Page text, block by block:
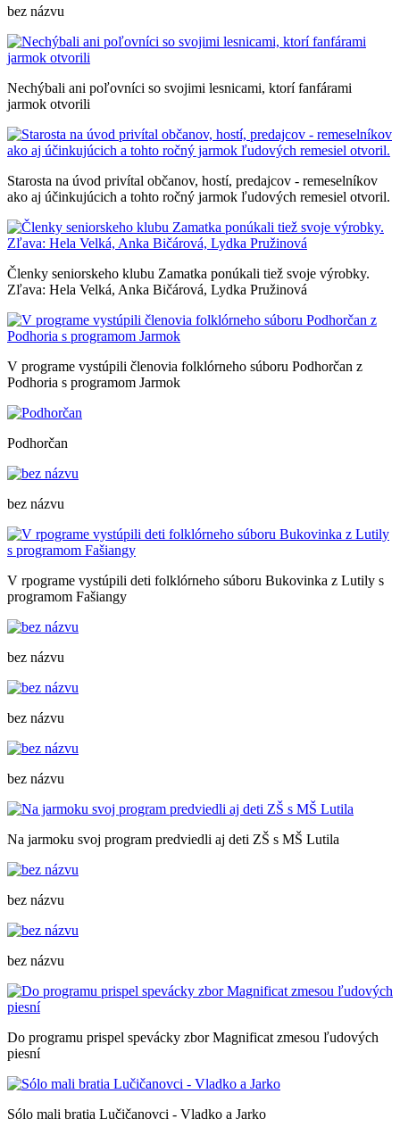
bez názvu
Nechýbali ani poľovníci so svojimi lesnicami, ktorí fanfárami
jarmok otvorili
Starosta na úvod privítal občanov, hostí, predajcov - remeselníkov
ako aj účinkujúcich a tohto ročný jarmok ľudových remesiel otvoril.
Členky seniorskeho klubu Zamatka ponúkali tiež svoje výrobky.
Zľava: Hela Velká, Anka Bičárová, Lydka Pružinová
V programe vystúpili členovia folklórneho súboru Podhorčan z
Podhoria s programom Jarmok
Podhorčan
bez názvu
V rpograme vystúpili deti folklórneho súboru Bukovinka z Lutily s
programom Fašiangy
bez názvu
bez názvu
bez názvu
Na jarmoku svoj program predviedli aj deti ZŠ s MŠ Lutila
bez názvu
bez názvu
Do programu prispel spevácky zbor Magnificat zmesou ľudových
piesní
Sólo mali bratia Lučičanovci - Vladko a Jarko